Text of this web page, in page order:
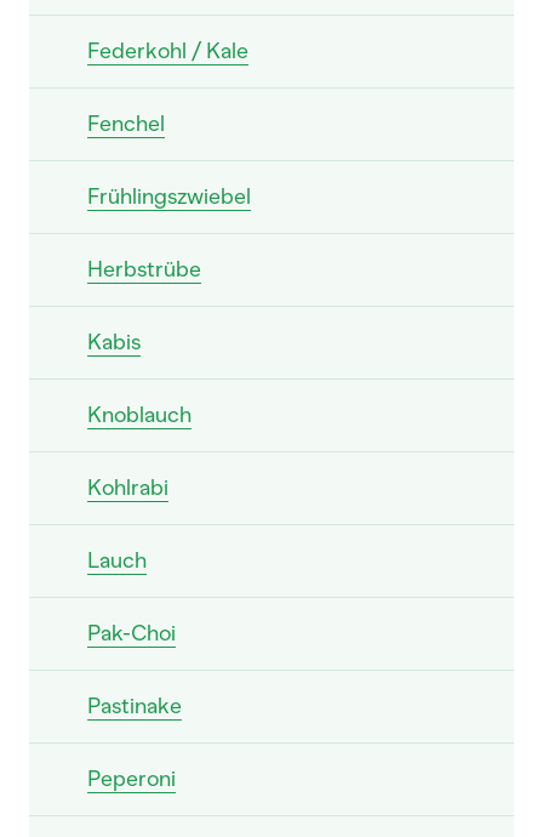
Federkohl / Kale
Fenchel
Frühlingszwiebel
Herbstrübe
Kabis
Knoblauch
Kohlrabi
Lauch
Pak-Choi
Pastinake
Peperoni